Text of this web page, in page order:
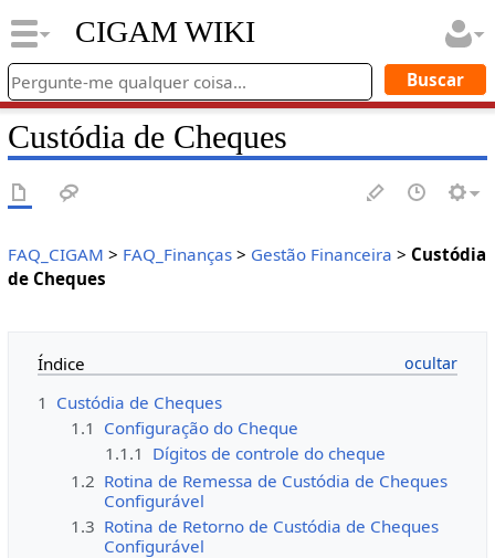
CIGAM WIKI
Custódia de Cheques
FAQ_CIGAM > FAQ_Finanças> Gestão Financeira > Custódia
de Cheques
Índice
1 Custódia de Cheques
1.1 Configuração do Cheque
1.1.1 Dígitos de controle do cheque
1.2 Rotina de Remessa de Custódia de Cheques
Configurável
1.3 Rotina de Retorno de Custódia de Cheques
Configurável